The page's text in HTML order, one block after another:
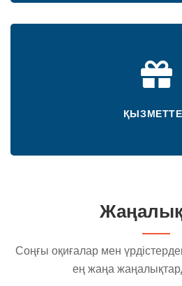
Соңғы оқиғалар мен
ең жаңа